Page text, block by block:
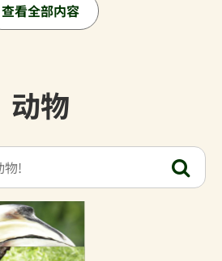
查看全部内容
动物